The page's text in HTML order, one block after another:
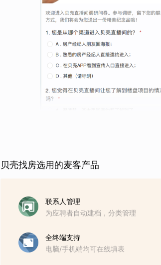
贝壳找房选用的麦客产品
联系人管理
为应聘者自动建档，分类管理
全终端支持
电脑/手机端均可在线填表